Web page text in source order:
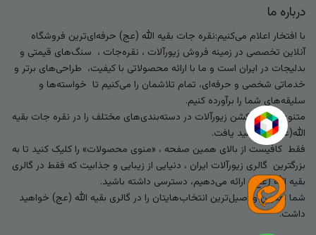
درباره ما
با افتخار اعلام می‌کنیم:نقره جات بقیه الله (عج) حرفه‌ای‌ترین فروشگاه
آنلاین تخصصی در زمینه فروش زیورآلات ، نقره‌جات ، سنگ‌های قیمتی و
بدلیجات در ایران است و ما با ارائه محصولاتی با کیفیت، طراحی‌های برتر و
خدماتی شخصی و حرفه‌ای، تمام تلاشمان را می‌کنیم تا خواسته‌ها و
سلیقه‌های شما را برآورده کنیم.
متنوع‌ترین کالکشن زیورآلات در دسته‌بندی‌های مختلف را در نقره جات بقیه
الله(عج) خواهید یافت.
فقط کافیست از بالای همین صفحه ، «منوی محصولات» را کلیک کنید تا به
بزرگترین گالری زیورآلات ایران ، دنیایی از زیبایی و جذابیت که فقط در گالری
بقیه الله (عج) ارائه می‌دهیم، دسترسی داشته باشید.
شما بهترین و اصیل‌ترین انتخاب‌هایتان را در گالری بقیه الله (عج) خواهید
داشت.